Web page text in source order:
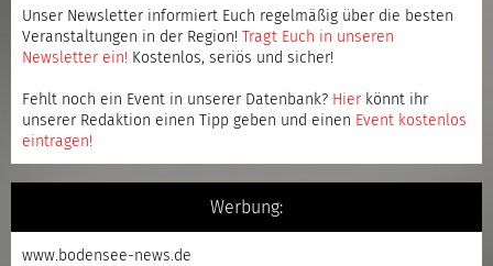
Unser Newsletter informiert Euch regelmäßig über die besten
Veranstaltungen in der Region!
Tragt Euch in unseren
Newsletter ein! Kostenlos, seriös und sicher!
Fehlt noch ein Event in unserer Datenbank? Hier könnt ihr
unserer Redaktion einen Tipp geben und einen Event kostenlos
eintragen!
Werbung:
www.bodensee-news.de